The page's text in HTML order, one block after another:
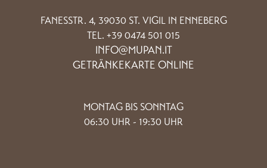
FANESSTR. 4, 39030 ST. VIGIL IN ENNEBERG
TEL. +39 0474 501 015
INFO@MUPAN.IT
GETRÄNKEKARTE ONLINE
MONTAG BIS SONNTAG
06:30 UHR - 19:30 UHR